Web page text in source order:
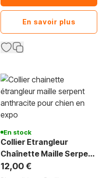
En savoir plus
En stock
Collier Etrangleur
Chaînette Maille Serpent
Anthracite : Pour Chien
12,00 €